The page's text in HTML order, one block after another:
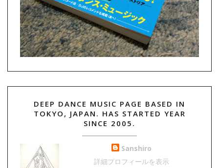
DEEP DANCE MUSIC PAGE BASED IN
TOKYO, JAPAN. HAS STARTED YEAR
SINCE 2005.
Sanshiro
詳細プロフィールを表示